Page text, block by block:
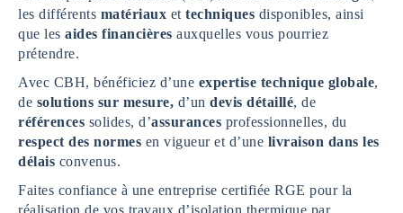
les différents matériaux et techniques disponibles, ainsi
que les aides financières auxquelles vous pourriez
prétendre.
Avec CBH, bénéficiez d’une expertise technique globale,
de solutions sur mesure, d’un devis détaillé, de
références solides, d’assurances professionnelles, du
respect des normes en vigueur et d’une livraison dans les
délais convenus.
Faites confiance à une entreprise certifiée RGE pour la
réalisation de vos travaux d’isolation thermique par